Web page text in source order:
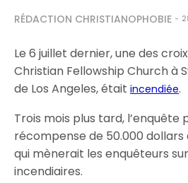
RÉDACTION CHRISTIANOPHOBIE
Le 6 juillet dernier, une des
Christian Fellowship Church à
de Los Angeles, étaitincendiée.
Trois mois plus tard, l’enquête
récompense de 50.000
qui mènerait les enquêteurs
incendiaires.